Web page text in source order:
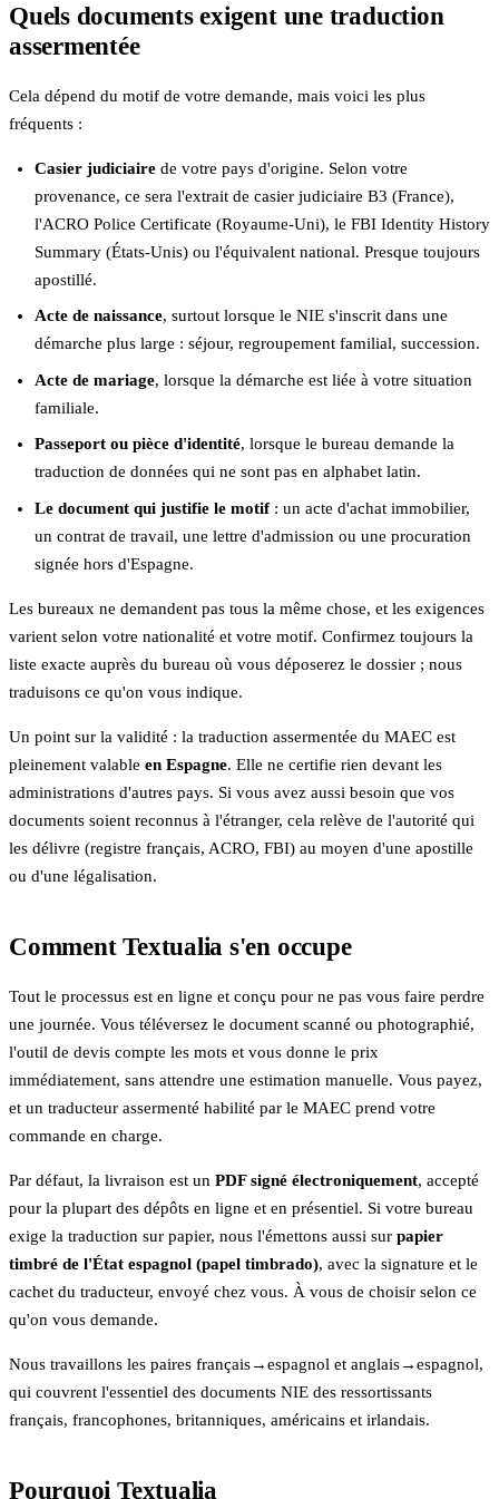
Quels documents exigent une traduction
assermentée
Cela dépend du motif de votre demande, mais voici les plus
fréquents :
Casier judiciairede votre pays d'origine. Selon votre
provenance, ce sera l'extrait de casier judiciaire B3 (France),
l'ACRO Police Certificate (Royaume-Uni), le FBI Identity History
Summary (États-Unis) ou l'équivalent national. Presque toujours
apostillé.
Acte de naissance, surtout lorsque le NIE s'inscrit dans une
démarche plus large : séjour, regroupement familial, succession.
Acte de mariage, lorsque la démarche est liée à votre situation
familiale.
Passeport ou pièce d'identité, lorsque le bureau demande la
traduction de données qui ne sont pas en alphabet latin.
Le document qui justifie le motif: un acte d'achat immobilier,
un contrat de travail, une lettre d'admission ou une procuration
signée hors d'Espagne.
Les bureaux ne demandent pas tous la même chose, et les exigences
varient selon votre nationalité et votre motif. Confirmez toujours la
liste exacte auprès du bureau où vous déposerez le dossier ; nous
traduisons ce qu'on vous indique.
Un point sur la validité : la traduction assermentée du MAEC est
pleinement valable en Espagne. Elle ne certifie rien devant les
administrations d'autres pays. Si vous avez aussi besoin que vos
documents soient reconnus à l'étranger, cela relève de l'autorité qui
les délivre (registre français, ACRO, FBI) au moyen d'une apostille
ou d'une légalisation.
Comment Textualia s'en occupe
Tout le processus est en ligne et conçu pour ne pas vous faire perdre
une journée. Vous téléversez le document scanné ou photographié,
l'outil de devis compte les mots et vous donne le prix
immédiatement, sans attendre une estimation manuelle. Vous payez,
et un traducteur assermenté habilité par le MAEC prend votre
commande en charge.
Par défaut, la livraison est un PDF signé électroniquement, accepté
pour la plupart des dépôts en ligne et en présentiel. Si votre bureau
exige la traduction sur papier, nous l'émettons aussi sur papier
timbré de l'État espagnol (papel timbrado), avec la signature et le
cachet du traducteur, envoyé chez vous. À vous de choisir selon ce
qu'on vous demande.
Nous travaillons les paires français→espagnol et anglais→espagnol,
qui couvrent l'essentiel des documents NIE des ressortissants
français, francophones, britanniques, américains et irlandais.
Pourquoi Textualia